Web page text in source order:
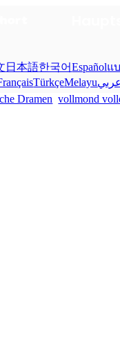
日本語한국어Españolแ
TürkçeMelayu
Dramen vollmond